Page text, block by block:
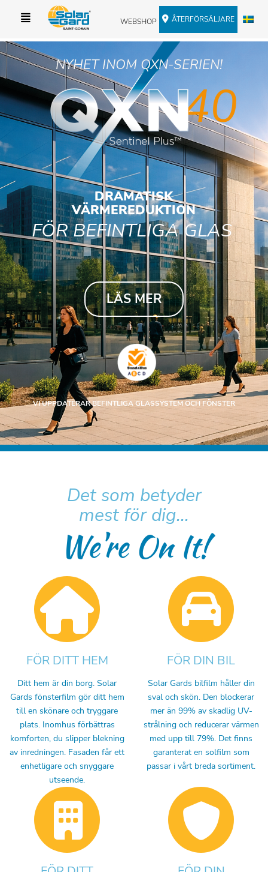
WEBSHOP ÅTERFÖRSÄLJARE
DRAMATISK
VÄRMEREDUKTION
A B
FÖR BEFINTLIGA GLAS
NYHET INOM QXN-SERIEN!
40
LÄS MER
VI UPPDATERAR BEFINTLIGA GLASSYSTEM OCH FÖNSTER
Det som betyder
mest för dig...
We're On It!
FÖR DITT HEM
Ditt hem är din borg. Solar
Gards fönsterfilm gör ditt hem
till en skönare och tryggare
plats. Inomhus förbättras
komforten, du slipper blekning
av inredningen. Fasaden får ett
enhetligare och snyggare
utseende.
FÖR DIN BIL
Solar Gards bilfilm håller din
sval och skön. Den blockerar
mer än 99% av skadlig UV-
strålning och reducerar värmen
med upp till 79%. Det finns
garanterat en solfilm som
passar i vårt breda sortiment.